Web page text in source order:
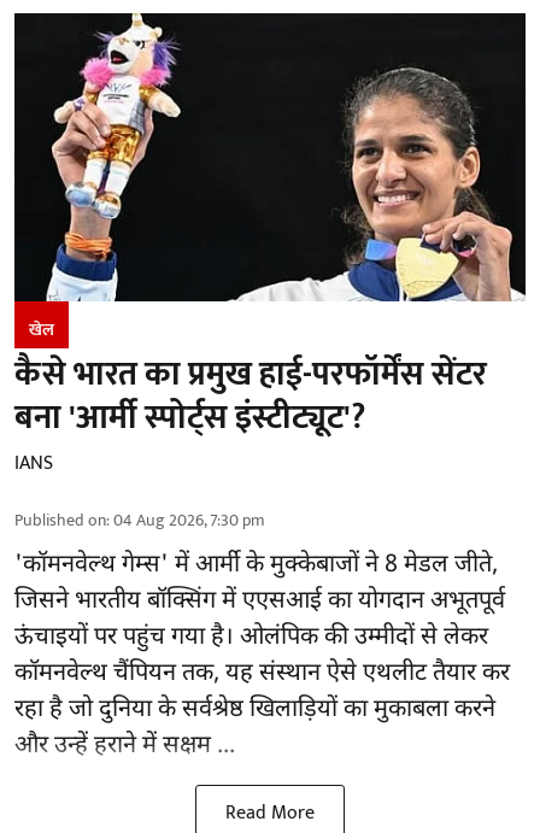
खेल
कैसे भारत का प्रमुख हाई-परफॉर्मेंस सेंटर
बना 'आर्मी स्पोर्ट्स इंस्टीट्यूट'?
IANS
Published on:04 Aug 2026, 7:30 pm
'कॉमनवेल्थ गेम्स' में आर्मी के मुक्केबाजों ने 8 मेडल जीते,
जिसने भारतीय बॉक्सिंग में एएसआई का योगदान अभूतपूर्व
ऊंचाइयों पर पहुंच गया है। ओलंपिक की उम्मीदों से लेकर
कॉमनवेल्थ चैंपियन तक, यह संस्थान ऐसे एथलीट तैयार कर
रहा है जो दुनिया के सर्वश्रेष्ठ खिलाड़ियों का मुकाबला करने
और उन्हें हराने में सक्षम ...
Read More